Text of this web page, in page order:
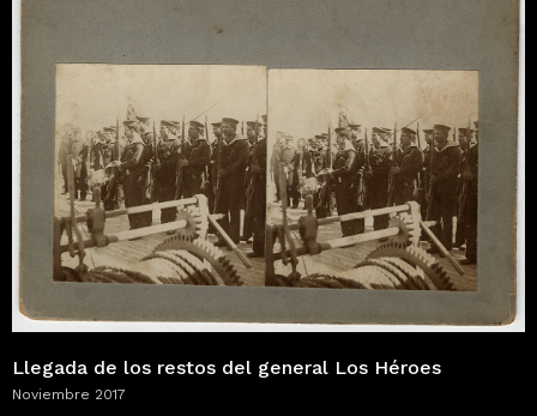
Llegada de los restos del general Los Héroes
Noviembre 2017